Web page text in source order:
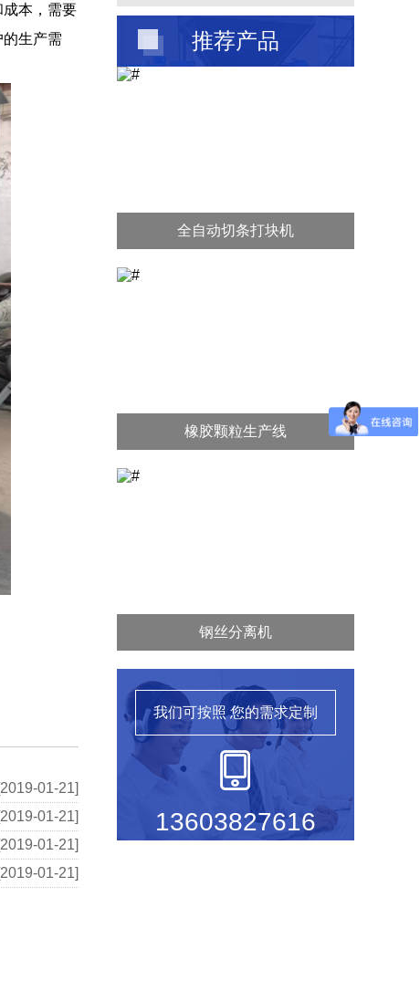
推荐产品
全自动切条打块机
橡胶颗粒生产线
钢丝分离机
我们可按照您的需求定制
13603827616
本，需要
的生产需
01-21]
01-21]
01-21]
01-21]